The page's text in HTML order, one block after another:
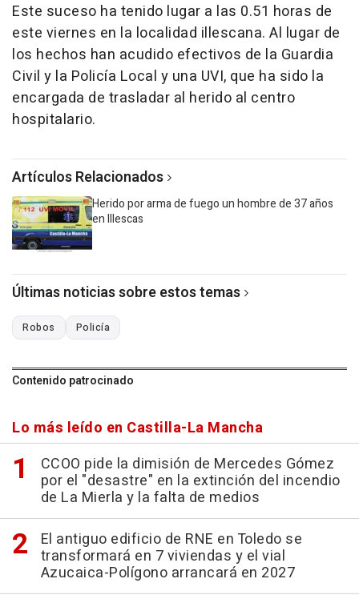
Este suceso ha tenido lugar a las 0.51 horas de
este viernes en la localidad illescana. Al lugar de
los hechos han acudido efectivos de la Guardia
Civil y la Policía Local y una UVI, que ha sido la
encargada de trasladar al herido al centro
hospitalario.
Artículos Relacionados
Herido por arma de fuego un hombre de 37 años
en Illescas
Últimas noticias sobre estos temas
Robos Policía
Contenido patrocinado
Lo más leído en Castilla-La Mancha
CCOO pide la dimisión de Mercedes Gómez
por el "desastre" en la extinción del incendio
de La Mierla y la falta de medios
El antiguo edificio de RNE en Toledo se
transformará en 7 viviendas y el vial
Azucaica-Polígono arrancará en 2027